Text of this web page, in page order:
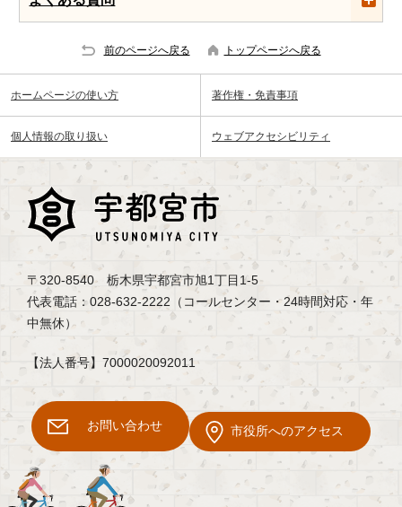
前のページへ戻る トップページへ戻る
ホームページの使い方 著作権・免責事項
個人情報の取り扱い ウェブアクセシビリティ
〒320-8540 栃木県宇都宮市旭1丁目1-5
代表電話：028-632-2222（コールセンター・24時間対応・年
中無休）
【法人番号】7000020092011
お問い合わせ 市役所へのアクセス